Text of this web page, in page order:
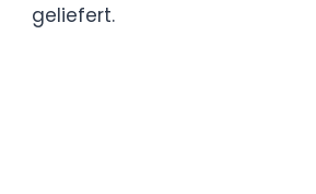
geliefert.